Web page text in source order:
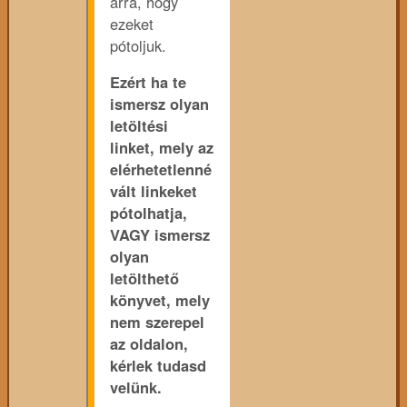
ezeket
pótoljuk.
Ezért ha te
ismersz olyan
letöltési
linket, mely az
elérhetetlenné
vált linkeket
pótolhatja,
VAGY ismersz
olyan
letölthető
könyvet, mely
nem szerepel
az oldalon,
kérlek tudasd
velünk.